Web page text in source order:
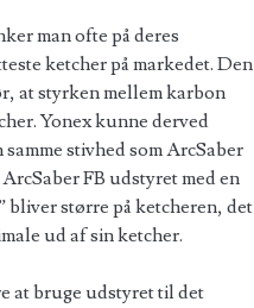
man ofte på deres
ketcher på markedet. Den
at styrken mellem karbon
Yonex kunne derved
stivhed som ArcSaber
FB udstyret med en
bliver større på ketcheren, det
ud af sin ketcher.
at bruge udstyret til det